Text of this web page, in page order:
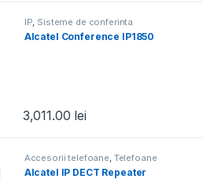
IP, Sisteme de conferinta
Alcatel Conference IP1850
3,011.00 lei
Accesorii telefoane, Telefoane
Alcatel IP DECT Repeater